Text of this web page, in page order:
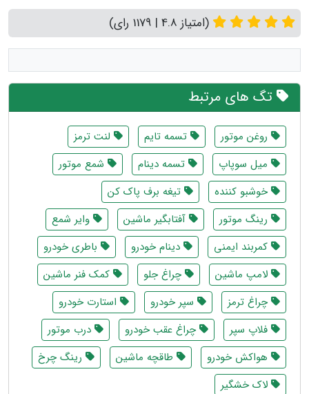
(امتیاز 4.8 | 1179 رای)
تگ های مرتبط
روغن موتور تسمه تایم
لنت ترمز
میل سوپاپ
تسمه دینام
شمع موتور
خوشبو کننده
تیغه برف پاک کن
رینگ موتور
آفتابگیر ماشین
وایر شمع
کمربند ایمنی
دینام خودرو
باطری خودرو
لامپ ماشین
چراغ جلو
کمک فنر ماشین
چراغ ترمز
سپر خودرو
استارت خودرو
فلاپ سپر
چراغ عقب خودرو
درب موتور
هواکش خودرو
طاقچه ماشین
رینگ چرخ
لاک خشگیر